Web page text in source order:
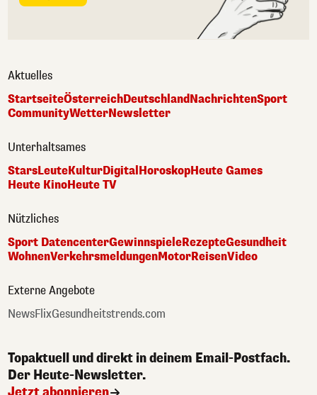
Aktuelles
StartseiteÖsterreichDeutschlandNachrichtenSport
CommunityWetterNewsletter
Unterhaltsames
StarsLeuteKulturDigital HoroskopHeute Games
Heute KinoHeute TV
Nützliches
Sport DatencenterGewinnspieleRezepteGesundheit
WohnenVerkehrsmeldungenMotorReisenVideo
Externe Angebote
NewsFlixGesundheitstrends.com
Topaktuell und direkt in deinem Email-Postfach.
Der Heute-Newsletter.